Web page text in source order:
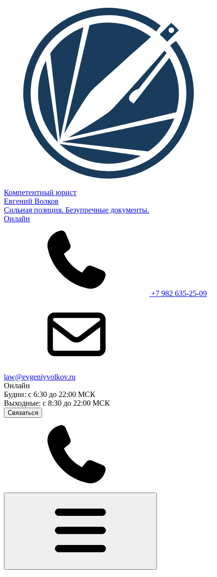
Компетентный юрист
Евгений Волков
Сильная позиция. Безупречные документы.
Онлайн
+7 982 635-25-09
law@evgeniyvolkov.ru
Онлайн
Будни: с 6:30 до 22:00 МСК
Выходные: с 8:30 до 22:00 МСК
Связаться